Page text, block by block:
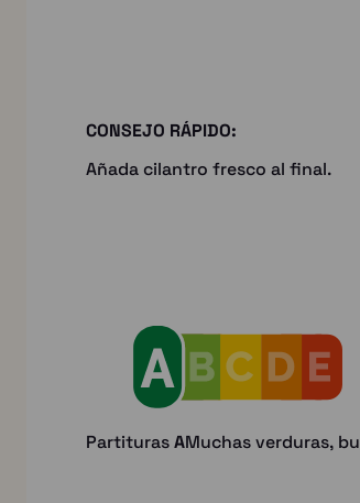
CONSEJO RÁPIDO:
Añada cilantro fresco al final.
PartiturasAMuchas verduras,